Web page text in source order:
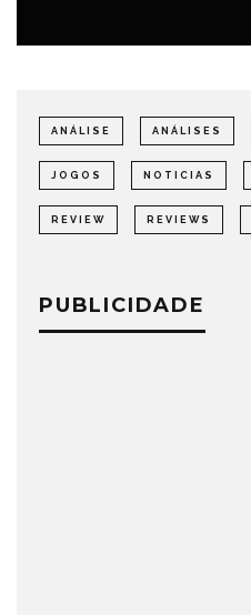
ANÁLISE ANÁLISES
JOGOS NOTICIAS
REVIEW REVIEWS
PUBLICIDADE